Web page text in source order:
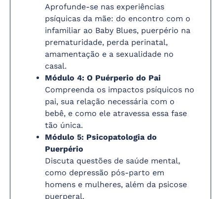
Aprofunde-se nas experiências
psíquicas da mãe: do encontro com o
infamiliar ao Baby Blues, puerpério na
prematuridade, perda perinatal,
amamentação e a sexualidade no
casal.
Módulo 4: O Puérperio do Pai
Compreenda os impactos psíquicos no
pai, sua relação necessária com o
bebê, e como ele atravessa essa fase
tão única.
Módulo 5: Psicopatologia do
Puerpério
Discuta questões de saúde mental,
como depressão pós-parto em
homens e mulheres, além da psicose
puerperal.